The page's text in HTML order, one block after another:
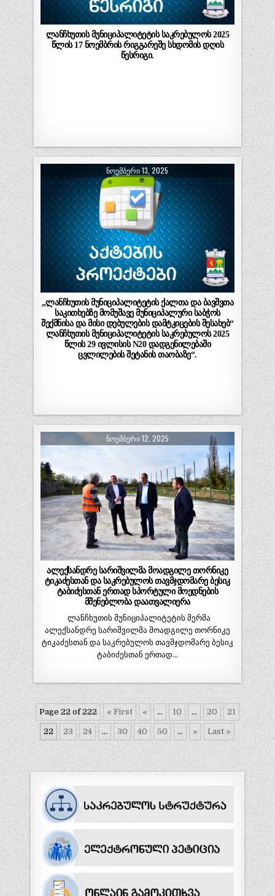
ლანჩხუთის მუნიციპალიტეტის საკრებულოს 2025
წლის 17 ნოემბრის რიგგარეშე სხდომის დღის
წესრიგი.
ᲜᲝᲔᲛᲑᲔᲠᲘ 13, 2025
„ლანჩხუთის მუნიციპალიტეტის ქალთა და ბავშვთა
საკითხებზე მომუშავე მუნიციპალური საბჭოს
შექმნისა და მისი დებულების დამტკიცების შესახებ“
ლანჩხუთის მუნიციპალიტეტის საკრებულოს 2025
წლის 29 ივლისის N20 დადგენილებაში
ცვლილების შეტანის თაობაზე“.
ᲜᲝᲔᲛᲑᲔᲠᲘ 12, 2025
ალექსანდრე სარიშვილმა მოადგილე თორნიკე
ტიკაძესთან და საკრებულოს თავმჯდომარე ბესიკ
ტაბიძესთან ერთად სპორტული მოედნების
მშენებლობა დაათვალიერა
ლანჩხუთის მუნიციპალიტეტის მერმა
ალექსანდრე სარიშვილმა მოადგილე თორნიკე
ტიკაძესთან და საკრებულოს თავმჯდომარე ბესიკ
ტაბიძესთან ერთად…
Page 22 of 222 « First « ... 10 ... 20 21
22 23 24 ... 30 40 50 ... » Last »